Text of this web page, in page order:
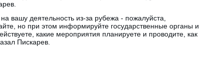
вашу деятельность из‑за рубежа - пожалуйста,
но при этом информируйте государственные органы и
какие мероприятия планируете и проводите, как
Пискарев.